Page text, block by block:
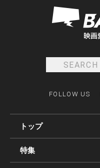
FOLLOW US
トップ
特集